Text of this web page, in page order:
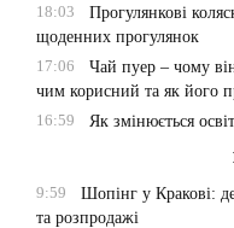
18:03
Прогулянкові
щоденних прогулянок
17:06
Чай пуер – чому
чим корисний та як його
16:59
Як змінюється
9:59
Шопінг у Кракові:
та розпродажі